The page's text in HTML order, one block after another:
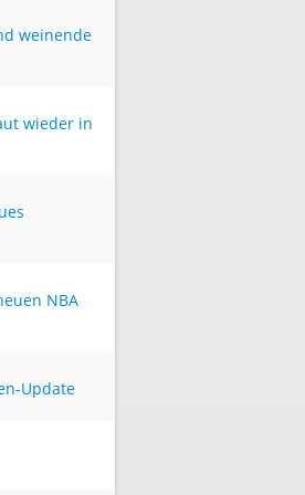
weinende
wieder in
NBA
Update